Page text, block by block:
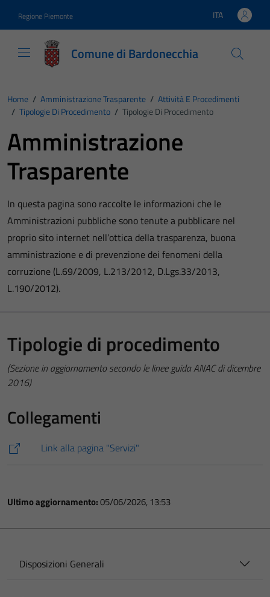
Regione Piemonte Lingua attiva:
ITA
Comune di Bardonecchia
Home / Amministrazione Trasparente / Attività E Procedimenti
/ Tipologie Di Procedimento / Tipologie Di Procedimento
Amministrazione
Trasparente
In questa pagina sono raccolte le informazioni che le
Amministrazioni pubbliche sono tenute a pubblicare nel
proprio sito internet nell’ottica della trasparenza, buona
amministrazione e di prevenzione dei fenomeni della
corruzione (L.69/2009, L.213/2012, D.Lgs.33/2013,
L.190/2012).
Tipologie di procedimento
(Sezione in aggiornamento secondo le linee guida ANAC di dicembre
2016)
Collegamenti
Link alla pagina "Servizi"
Ultimo aggiornamento:05/06/2026, 13:53
Disposizioni Generali